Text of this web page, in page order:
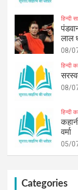
हिन्दी
लाल
08/
हिन्दी
08/
हिन्दी
वर्मा
05/
Categories